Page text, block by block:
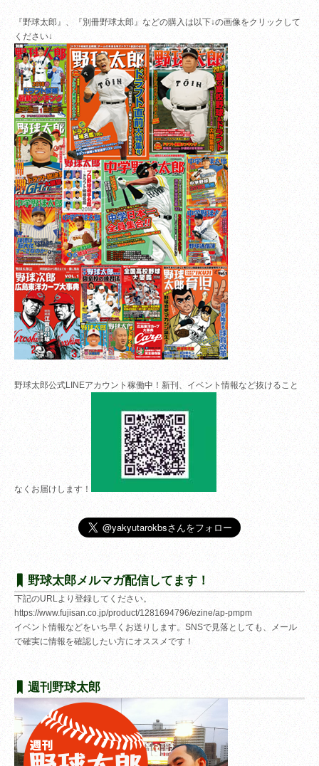
『野球太郎』、『別冊野球太郎』などの購入は以下↓の画像をクリックして
ください↓
野球太郎公式LINEアカウント稼働中！新刊、イベント情報など抜けること
なくお届けします！
野球太郎メルマガ配信してます！
下記のURLより登録してください。
https://www.fujisan.co.jp/product/1281694796/ezine/ap-pmpm
イベント情報などをいち早くお送りします。SNSで見落としても、メール
で確実に情報を確認したい方にオススメです！
週刊野球太郎